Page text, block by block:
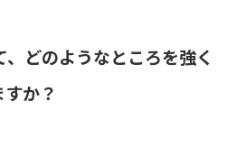
、どのようなところを強く
か？